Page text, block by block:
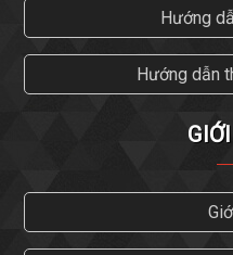
Hướng
Hướng dẫn